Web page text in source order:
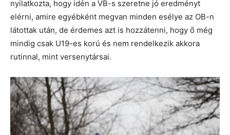
nyilatkozta, hogy idén a VB-s szeretne jó eredményt
elérni, amire egyébként megvan minden esélye az OB-n
látottak után, de érdemes azt is hozzátenni, hogy ő még
mindig csak U19-es korú és nem rendelkezik akkora
rutinnal, mint versenytársai.